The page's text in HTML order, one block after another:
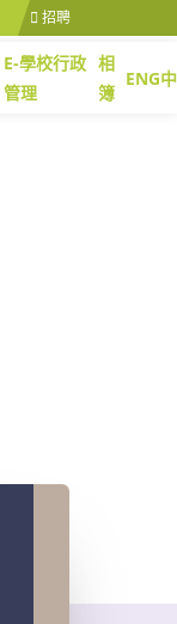
招聘
E-學校行政
管理
相
簿
ENG中